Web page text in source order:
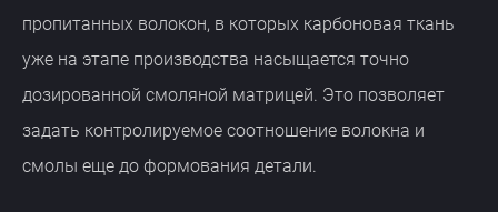
пропитанных волокон, в которых карбоновая ткань
уже на этапе производства насыщается точно
дозированной смоляной матрицей. Это позволяет
задать контролируемое соотношение волокна и
смолы еще до формования детали.